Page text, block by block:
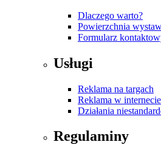
Dlaczego warto?
Powierzchnia
Formularz
Usługi
Reklama na targach
Reklama w internecie
Działania
Regulaminy